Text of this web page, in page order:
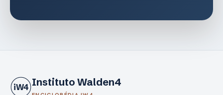
iW4 Instituto Walden4